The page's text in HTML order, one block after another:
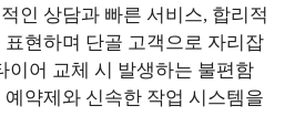
인 상담과 빠른 서비스, 합리적
표현하며 단골 고객으로 자리잡
이어 교체 시 발생하는 불편함
약제와 신속한 작업 시스템을